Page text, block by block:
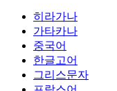
히라가나
가타카나
중국어
한글고어
그리스문자